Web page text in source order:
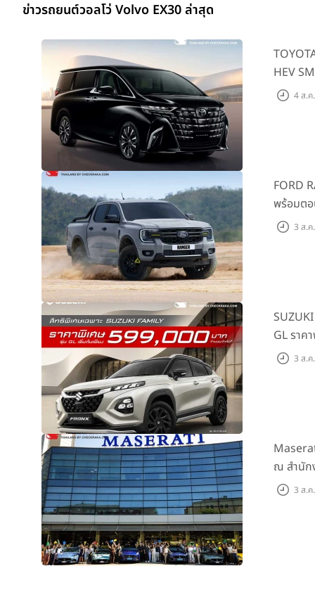
ข่าวรถยนต์วอลโว่ Volvo EX30 ล่าสุด
HEV
4 ส.ค
FORD
พร้อมต
ต้นที่3 ส.ค
GL ราค
3 ส.ค
ณ สำนัก
3 ส.ค